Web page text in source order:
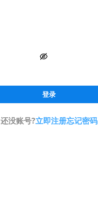
登录
还没账号?立即注册忘记密码